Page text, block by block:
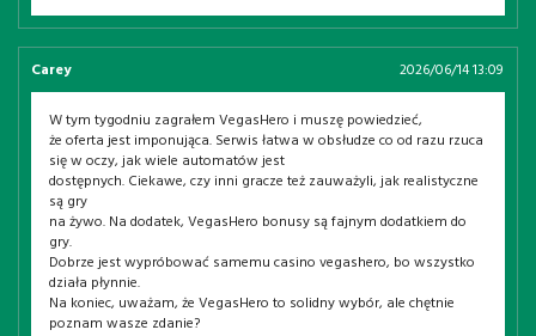
Carey 2026/06/14 13:09
W tym tygodniu zagrałem VegasHero i muszę powiedzieć,
że oferta jest imponująca. Serwis łatwa w obsłudze co od razu rzuca
się w oczy, jak wiele automatów jest
dostępnych. Ciekawe, czy inni gracze też zauważyli, jak realistyczne
są gry
na żywo. Na dodatek, VegasHero bonusy są fajnym dodatkiem do
gry.
Dobrze jest wypróbować samemu casino vegashero, bo wszystko
działa płynnie.
Na koniec, uważam, że VegasHero to solidny wybór, ale chętnie
poznam wasze zdanie?